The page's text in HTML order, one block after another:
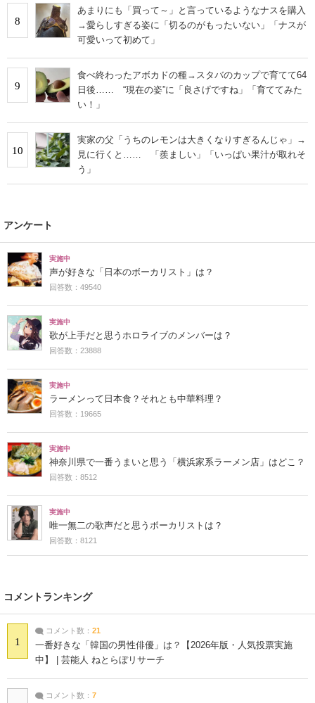
8
あまりにも「買って～」と言っているようなナスを購入
→愛らしすぎる姿に「切るのがもったいない」「ナスが
可愛いって初めて」
9
食べ終わったアボカドの種→スタバのカップで育てて64
日後…… “現在の姿”に「良さげですね」「育ててみた
い！」
10
実家の父「うちのレモンは大きくなりすぎるんじゃ」→
見に行くと…… 「羨ましい」「いっぱい果汁が取れそ
う」
アンケート
実施中
声が好きな「日本のボーカリスト」は？
回答数：49540
実施中
歌が上手だと思うホロライブのメンバーは？
回答数：23888
実施中
ラーメンって日本食？それとも中華料理？
回答数：19665
実施中
神奈川県で一番うまいと思う「横浜家系ラーメン店」はどこ？
回答数：8512
実施中
唯一無二の歌声だと思うボーカリストは？
回答数：8121
コメントランキング
1
コメント数： 21
一番好きな「韓国の男性俳優」は？【2026年版・人気投票実施
中】 | 芸能人 ねとらぼリサーチ
コメント数： 7